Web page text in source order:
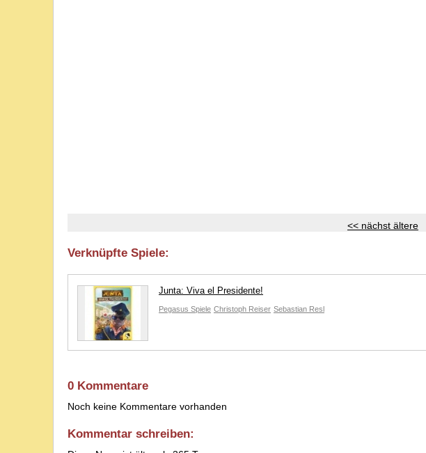
<< nächst ältere
Verknüpfte Spiele:
Junta: Viva el Presidente!
Pegasus Spiele Christoph Reiser Sebastian Resl
0 Kommentare
Noch keine Kommentare vorhanden
Kommentar schreiben: